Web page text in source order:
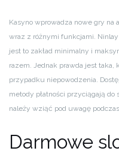
Kasyno wprowadza nowe gry na
wraz z różnymi funkcjami.
jest to zakład minimalny i
razem. Jednak prawda jest
przypadku niepowodzenia.
metody płatności przyciągają
należy wziąć pod uwagę
Darmowe